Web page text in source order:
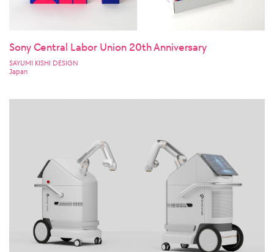
Sony Central Labor Union 20th Anniversary
SAYUMI KISHI DESIGN
Japan